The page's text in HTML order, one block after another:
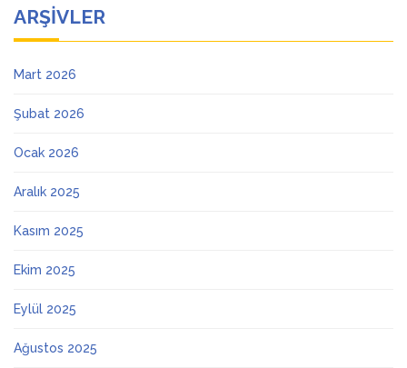
ARŞIVLER
Mart 2026
Şubat 2026
Ocak 2026
Aralık 2025
Kasım 2025
Ekim 2025
Eylül 2025
Ağustos 2025